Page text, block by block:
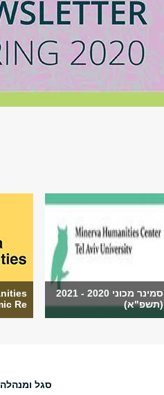
סמינר מכוני 2020 - 2021
(תשפ"א)
Re...
סגל ומנהלה